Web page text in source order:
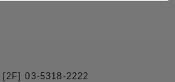
03-5318-2222